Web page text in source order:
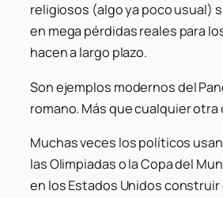
religiosos (algo ya poco usual)
en mega pérdidas reales para
hacen a largo plazo.
Son ejemplos modernos del
romano. Más que cualquier otra
Muchas veces los políticos
las Olimpiadas o la Copa del
en los Estados Unidos